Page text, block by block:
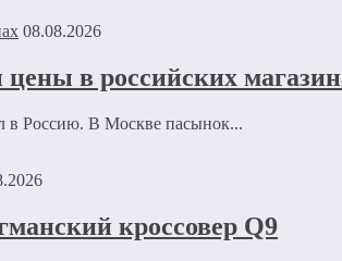
08.08.2026
в российских
в Россию. В Москве пасынок...
кроссовер Q9